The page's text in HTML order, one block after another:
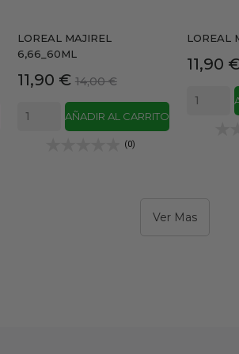
LOREAL MAJIREL
6,66_60ML
Precio
11,90 € Precio
base
14,00 €
AÑADIR AL CARRITO
(0)
LOREAL
Precio
11,90
Ver Mas